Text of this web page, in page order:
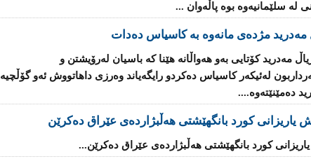
لە سلێمانیەوە بوە پاڵەوان ...
مه‌درید مژده‌ی‌ مانه‌وه‌ به‌ كاسیاس ده‌دات
مه‌درید كۆتایی به‌و هه‌واڵانه‌ هێنا كه‌ باسیان له‌رۆیشتن‌ و
له‌ئیكه‌ر كاسیاس ده‌كرد‌و رایگه‌یاند وه‌رزی‌ داهاتووش ئه‌و گۆڵچیه‌
ده‌مێنێته‌وه‌....
کورد بانگهێشتى هەڵبژاردەى عێراق دەکرێن
کورد بانگهێشتى هەڵبژاردەى عێراق دەکرێن...